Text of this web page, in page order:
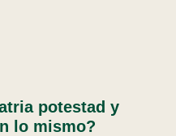
potestad y
lo mismo?